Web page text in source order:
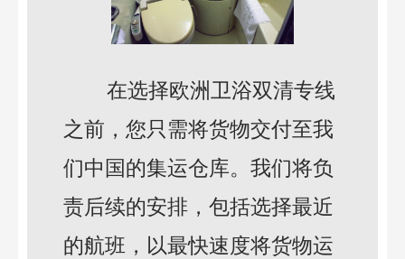
在选择欧洲卫浴双清专线
之前，您只需将货物交付至我
们中国的集运仓库。我们将负
责后续的安排，包括选择最近
的航班，以最快速度将货物运